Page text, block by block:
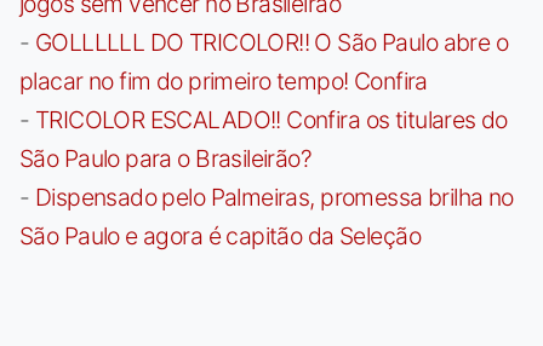
- GOLLLLLL DO TRICOLOR!! O São Paulo abre o
placar no fim do primeiro tempo! Confira
- TRICOLOR ESCALADO!! Confira os titulares do
São Paulo para o Brasileirão?
- Dispensado pelo Palmeiras, promessa brilha no
São Paulo e agora é capitão da Seleção